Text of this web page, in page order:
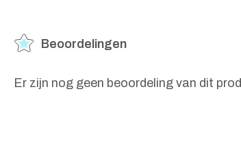
Beoordelingen
Er zijn nog geen beoordeling van dit